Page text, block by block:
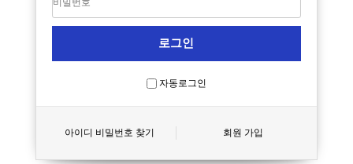
자동로그인
아이디 비밀번호 찾기 회원 가입